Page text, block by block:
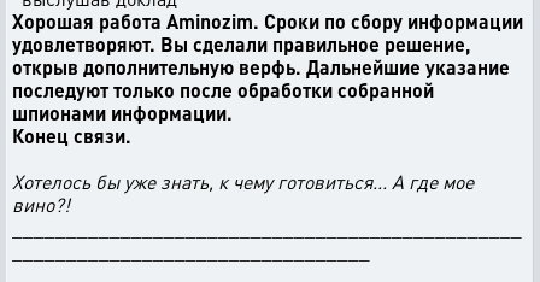
Хорошая работа Aminozim. Сроки по сбору информации
удовлетворяют. Вы сделали правильное решение,
открыв дополнительную верфь. Дальнейшие указание
последуют только после обработки собранной
шпионами информации.
Конец связи.
Хотелось бы уже знать, к чему готовиться... А где мое
вино?!